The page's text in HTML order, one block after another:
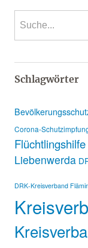
Schlagwörter
Corona-
Flüchtlingshilfe
Liebenwerda
DRK-Kreisverband